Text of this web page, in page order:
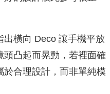
橫向 Deco 讓手機平放
凸起而晃動，若裡面確
合理設計，而非單純模